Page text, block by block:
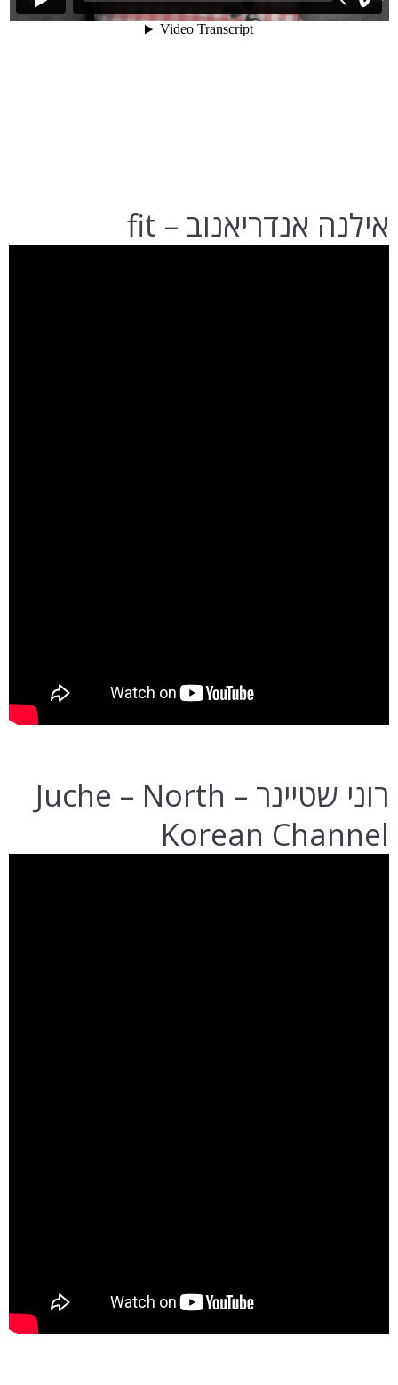
אילנה אנדריאנוב – fit
רוני שטיינר – Juche – North
Korean Channel